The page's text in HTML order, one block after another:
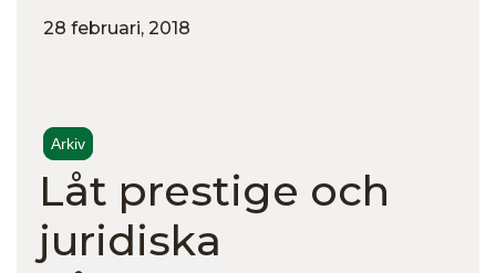
28 februari, 2018
Arkiv
Låt prestige och
juridiska